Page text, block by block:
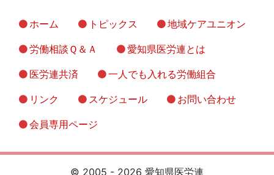
ホーム トピックス 地域ケアユニオン
労働相談Ｑ＆Ａ 愛知県医労連とは
医労連共済 一人でも入れる労働組合
リンク スケジュール お問い合わせ
会員専用ページ
© 2005 - 2026 愛知県医労連